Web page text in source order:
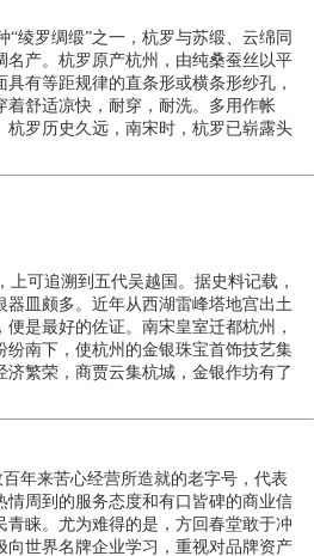
罗绸缎”之一，杭罗与苏缎、云绵同
名产。杭罗原产杭州，由纯桑蚕丝以平
有等距规律的直条形或横条形纱孔，
着舒适凉快，耐穿，耐洗。多用作帐
杭罗历史久远，南宋时，杭罗已崭露头
可追溯到五代吴越国。据史料记载，
器皿颇多。近年从西湖雷峰塔地宫出土
是最好的佐证。南宋皇室迁都杭州，
纷南下，使杭州的金银珠宝首饰技艺集
繁荣，商贾云集杭城，金银作坊有了
来苦心经营所造就的老字号，代表
情周到的服务态度和有口皆碑的商业信
青睐。尤为难得的是，方回春堂敢于冲
向世界名牌企业学习，重视对品牌资产